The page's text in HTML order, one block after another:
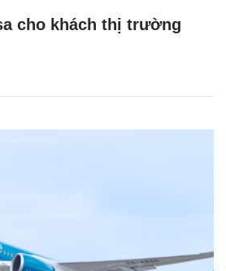
cho khách thị trường